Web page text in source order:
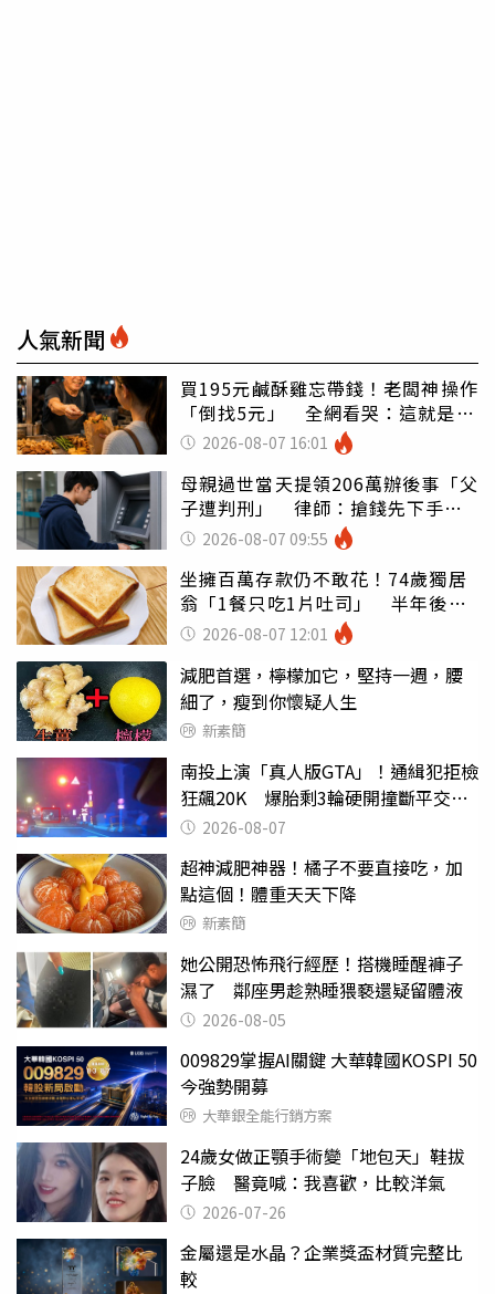
人氣新聞
買195元鹹酥雞忘帶錢！老闆神操作
「倒找5元」 全網看哭：這就是台
灣 2026-08-07 16:01
母親過世當天提領206萬辦後事「父
子遭判刑」 律師：搶錢先下手是
罪 2026-08-07 09:55
坐擁百萬存款仍不敢花！74歲獨居
翁「1餐只吃1片吐司」 半年後暴
瘦嚇壞女兒
2026-08-07 12:01
減肥首選，檸檬加它，堅持一週，腰
細了，瘦到你懷疑人生
新素簡
南投上演「真人版GTA」！通緝犯拒檢
狂飆20K 爆胎剩3輪硬開撞斷平交道
柵欄逃逸
2026-08-07
超神減肥神器！橘子不要直接吃，加
點這個！體重天天下降
新素簡
她公開恐怖飛行經歷！搭機睡醒褲子
濕了 鄰座男趁熟睡猥褻還疑留體液
2026-08-05
009829掌握AI關鍵 大華韓國KOSPI 50
今強勢開募
大華銀全能行銷方案
24歲女做正顎手術變「地包天」鞋拔
子臉 醫竟喊：我喜歡，比較洋氣
2026-07-26
金屬還是水晶？企業獎盃材質完整比
較